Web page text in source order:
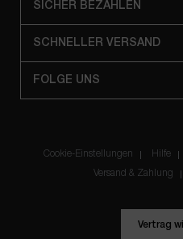
SICHER BEZAHLEN
SCHNELLER VERSAND
FOLGE UNS
Cookie-Einstellungen Hilfe
Versand & Zahlung
Vertrag